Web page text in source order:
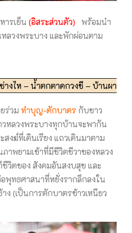
ารเย็น (อิสระส่วนตัว)
พร้อมนำ
ลวงพระบาง และพักผ่อนตาม
งไห – น้ำตกตาดกวงชี – บ้านผานม
ร่วม ทำบุญ-ตักบาตร กับชาว
วหลวงพระบางทุกบ้านจะพากัน
งฆ์ที่เดินเรียง แถวเดินมาตาม
าพยามเช้าที่มีชีวิตชีวาของหลวง
วิตของ สังคมอันสงบสุข และ
พุทธศาสนาที่หยั่งรากลึกลงใน
ง (เป็นการตักบาตรข้าวเหนียว